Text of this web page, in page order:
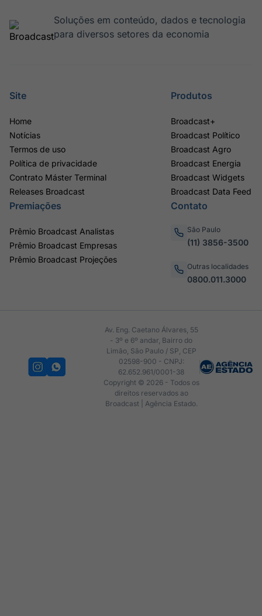
Soluções em conteúdo, dados e tecnologia
para diversos setores da economia
Site
Home
Notícias
Termos de uso
Política de privacidade
Contrato Máster Terminal
Releases Broadcast
Produtos
Broadcast+
Broadcast Político
Broadcast Agro
Broadcast Energia
Broadcast Widgets
Broadcast Data Feed
Premiações
Prêmio Broadcast Analistas
Prêmio Broadcast Empresas
Prêmio Broadcast Projeções
Contato
São Paulo
(11) 3856-3500
Outras localidades
0800.011.3000
Av. Eng. Caetano Álvares, 55
- 3º e 6º andar, Bairro do
Limão, São Paulo / SP, CEP
02598-900 - CNPJ:
62.652.961/0001-38
Copyright © 2026 - Todos os
direitos reservados ao
Broadcast | Agência Estado.